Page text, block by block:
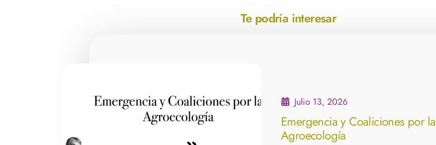
Te podría interesar
Julio 13, 2026
Emergencia y Coaliciones por la
Agroecología